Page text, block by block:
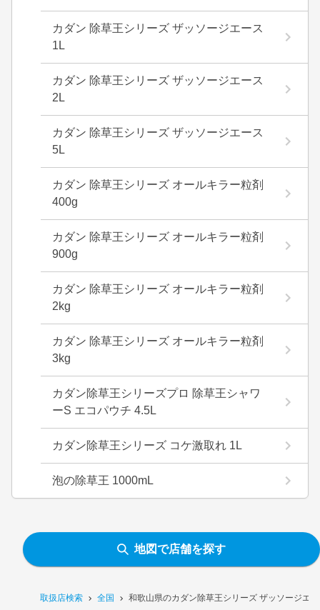
取扱店検索 全国 和歌山県のカダン除草王シリーズ ザッソージエ
カダン 除草王シリーズ ザッソージエース
1L
カダン 除草王シリーズ ザッソージエース
2L
カダン 除草王シリーズ ザッソージエース
5L
カダン 除草王シリーズ オールキラー粒剤
400g
カダン 除草王シリーズ オールキラー粒剤
900g
カダン 除草王シリーズ オールキラー粒剤
2kg
カダン 除草王シリーズ オールキラー粒剤
3kg
カダン除草王シリーズプロ 除草王シャワ
ーS エコパウチ 4.5L
カダン除草王シリーズ コケ激取れ 1L
泡の除草王 1000mL
地図で店舗を探す